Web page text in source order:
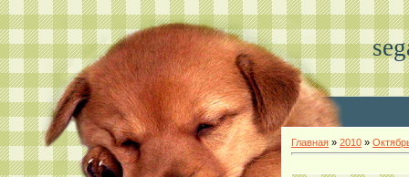
Главная » 2010 »